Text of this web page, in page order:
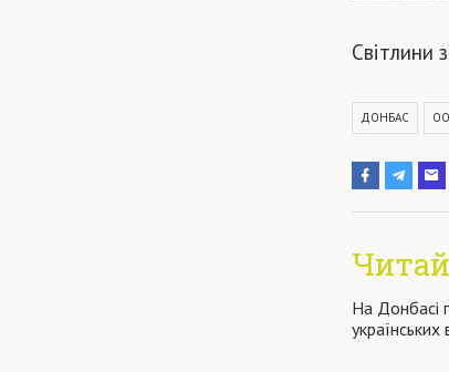
Світлини
ДОНБАС
На Донбасі
українських